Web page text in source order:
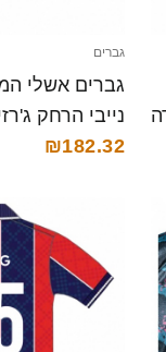
גברים
קצרה
₪182.32